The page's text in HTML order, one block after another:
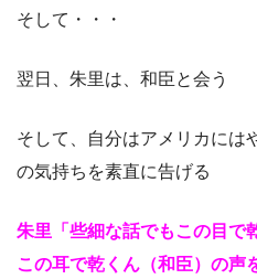
そして・・・
翌日、朱里は、和臣と会う
そして、自分はアメリカには
の気持ちを素直に告げる
朱里「些細な話でもこの目で
この耳で乾くん（和臣）の声